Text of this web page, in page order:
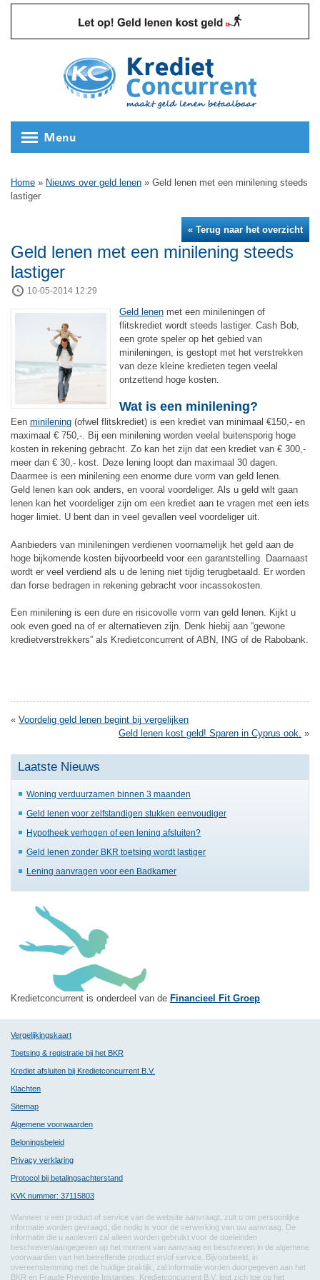
Menu
Home » Nieuws over geld lenen » Geld lenen met een minilening steeds
lastiger
« Terug naar het overzicht
Geld lenen met een minilening steeds
lastiger
10-05-2014 12:29
Geld lenen met een minileningen of
flitskrediet wordt steeds lastiger. Cash Bob,
een grote speler op het gebied van
minileningen, is gestopt met het verstrekken
van deze kleine kredieten tegen veelal
ontzettend hoge kosten.
Wat is een minilening?
Een minilening (ofwel flitskrediet) is een krediet van minimaal €150,- en
maximaal € 750,-. Bij een minilening worden veelal buitensporig hoge
kosten in rekening gebracht. Zo kan het zijn dat een krediet van € 300,-
meer dan € 30,- kost. Deze lening loopt dan maximaal 30 dagen.
Daarmee is een minilening een enorme dure vorm van geld lenen.
Geld lenen kan ook anders, en vooral voordeliger. Als u geld wilt gaan
lenen kan het voordeliger zijn om een krediet aan te vragen met een iets
hoger limiet. U bent dan in veel gevallen veel voordeliger uit.
Aanbieders van minileningen verdienen voornamelijk het geld aan de
hoge bijkomende kosten bijvoorbeeld voor een garantstelling. Daarnaast
wordt er veel verdiend als u de lening niet tijdig terugbetaald. Er worden
dan forse bedragen in rekening gebracht voor incassokosten.
Een minilening is een dure en risicovolle vorm van geld lenen. Kijkt u
ook even goed na of er alternatieven zijn. Denk hiebij aan “gewone
kredietverstrekkers” als Kredietconcurrent of ABN, ING of de Rabobank.
« Voordelig geld lenen begint bij vergelijken
Geld lenen kost geld! Sparen in Cyprus ook. »
Laatste Nieuws
Woning verduurzamen binnen 3 maanden
Geld lenen voor zelfstandigen stukken eenvoudiger
Hypotheek verhogen of een lening afsluiten?
Geld lenen zonder BKR toetsing wordt lastiger
Lening aanvragen voor een Badkamer
Kredietconcurrent is onderdeel van de Financieel Fit Groep
Vergelijkingskaart
Toetsing & registratie bij het BKR
Krediet afsluiten bij Kredietconcurrent B.V.
Klachten
Sitemap
Algemene voorwaarden
Beloningsbeleid
Privacy verklaring
Protocol bij betalingsachterstand
KVK nummer: 37115803
Wanneer u een product of service van de website aanvraagt, zult u om persoonlijke
informatie worden gevraagd, die nodig is voor de verwerking van uw aanvraag. De
informatie die u aanlevert zal alleen worden gebruikt voor de doeleinden
beschreven/aangegeven op het moment van aanvraag en beschreven in de algemene
voorwaarden van het betreffende product en/of service. Bijvoorbeeld, in
overeenstemming met de huidige praktijk, zal informatie worden doorgegeven aan het
BKR en Fraude Preventie Instanties. Kredietconcurrent B.V. legt zich toe op het